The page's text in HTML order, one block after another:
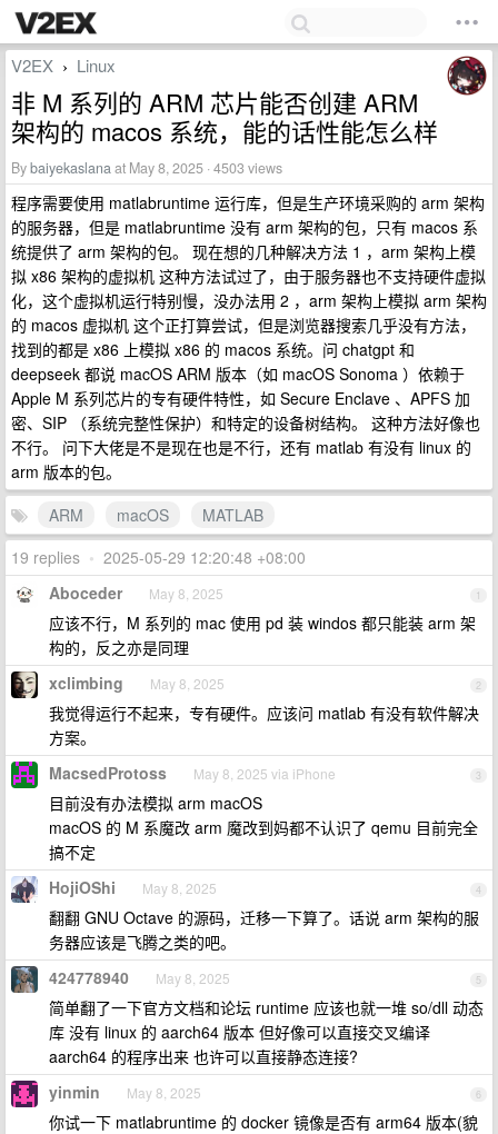
V2EX › Linux
非 M 系列的 ARM 芯片能否创建 ARM
架构的 macos 系统，能的话性能怎么样
Bybaiyekaslanaat May 8, 2025 · 4503 views
程序需要使用 matlabruntime 运行库，但是生产环境采购的 arm 架构
的服务器，但是 matlabruntime 没有 arm 架构的包，只有 macos 系
统提供了 arm 架构的包。 现在想的几种解决方法 1 ，arm 架构上模
拟 x86 架构的虚拟机 这种方法试过了，由于服务器也不支持硬件虚拟
化，这个虚拟机运行特别慢，没办法用 2 ，arm 架构上模拟 arm 架构
的 macos 虚拟机 这个正打算尝试，但是浏览器搜索几乎没有方法，
找到的都是 x86 上模拟 x86 的 macos 系统。问 chatgpt 和
deepseek 都说 macOS ARM 版本（如 macOS Sonoma ）依赖于
Apple M 系列芯片的专有硬件特性，如 Secure Enclave 、APFS 加
密、SIP （系统完整性保护）和特定的设备树结构。 这种方法好像也
不行。 问下大佬是不是现在也是不行，还有 matlab 有没有 linux 的
arm 版本的包。
ARM
macOS
MATLAB
19 replies • 2025-05-29 12:20:48 +08:00
1
Aboceder May 8, 2025
应该不行，M 系列的 mac 使用 pd 装 windos 都只能装 arm 架
构的，反之亦是同理
2
xclimbing May 8, 2025
我觉得运行不起来，专有硬件。应该问 matlab 有没有软件解决
方案。
3
MacsedProtoss May 8, 2025 via iPhone
目前没有办法模拟 arm macOS
macOS 的 M 系魔改 arm 魔改到妈都不认识了 qemu 目前完全
搞不定
4
HojiOShi May 8, 2025
翻翻 GNU Octave 的源码，迁移一下算了。话说 arm 架构的服
务器应该是飞腾之类的吧。
5
424778940 May 8, 2025
简单翻了一下官方文档和论坛 runtime 应该也就一堆 so/dll 动态
库 没有 linux 的 aarch64 版本 但好像可以直接交叉编译
aarch64 的程序出来 也许可以直接静态连接?
6
yinmin May 8, 2025
你试一下 matlabruntime 的 docker 镜像是否有 arm64 版本(貌